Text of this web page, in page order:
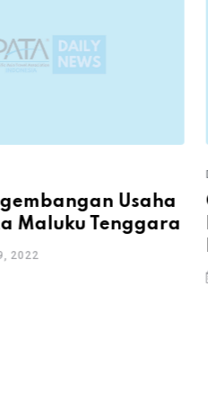
Dukung
Kemanusiaan